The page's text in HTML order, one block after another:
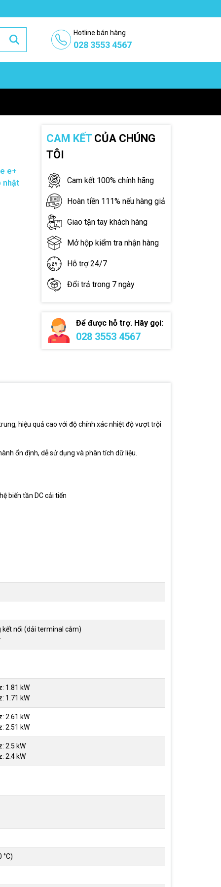
Hotline bán hàng
028 3553 4567
e+
nhật
CAM KẾTCỦA CHÚNG
TÔI
Cam kết 100% chính hãng
Hoàn tiền 111% nếu hàng giả
Giao tận tay khách hàng
Mở hộp kiểm tra nhận hàng
Hỗ trợ 24/7
Đổi trả trong 7 ngày
Để được hỗ trợ. Hãy gọi:
028 3553 4567
hiệu quả cao với độ chính xác nhiệt độ vượt trội
ổn định, dễ sử dụng và phân tích dữ liệu.
biến tần DC cải tiến
kết nối (dải terminal cắm)
1.81 kW
1.71 kW
2.61 kW
2.51 kW
2.5 kW
2.4 kW